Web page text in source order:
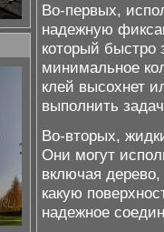
Во-первых,
надежную
который быстро
минимальное
клей высохнет
выполнить
Во-вторых,
Они могут
включая
какую
надежное